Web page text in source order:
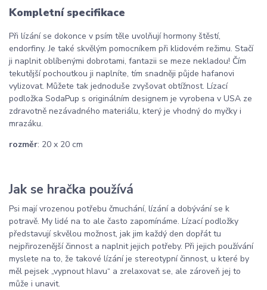
Kompletní specifikace
Při lízání se dokonce v psím těle uvolňují hormony štěstí,
endorfiny. Je také skvělým pomocníkem při klidovém režimu. Stačí
ji naplnit oblíbenými dobrotami, fantazii se meze nekladou! Čím
tekutější pochoutkou ji naplníte, tím snadněji půjde hafanovi
vylizovat. Můžete tak jednoduše zvyšovat obtížnost. Lízací
podložka SodaPup s originálním designem je vyrobena v USA ze
zdravotně nezávadného materiálu, který je vhodný do myčky i
mrazáku.
rozměr: 20 x 20 cm
Jak se hračka používá
Psi mají vrozenou potřebu čmuchání, lízání a dobývání se k
potravě. My lidé na to ale často zapomínáme. Lízací podložky
představují skvělou možnost, jak jim každý den dopřát tu
nejpřirozenější činnost a naplnit jejich potřeby. Při jejich používání
myslete na to, že takové lízání je stereotypní činnost, u které by
měl pejsek „vypnout hlavu“ a zrelaxovat se, ale zároveň jej to
může i unavit.